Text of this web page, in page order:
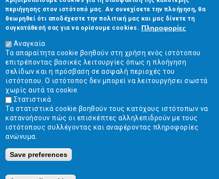
This
question is
for testing
whether or
not you are a
human visitor
and to
prevent
automated
spam
submissions.
5+2
Επικοινωνία
Στουρνάρη 17, Αθήνα 10683
2103304444
info@ekpizo.gr
www.ekpizo.gr
Δευ - Πεμ:10:00 πμ - 2:00 μμ
Σάβ - Κυρ: Κλειστά
περιήγησης στον ιστότοπό μας. Αν συνεχίσετε την πλοήγηση, θα
θεωρηθεί ότι αποδέχεστε την πολιτική μας και μας δίνετε τη
συγκατάθεσή σας για να ορίσουμε cookies. Πληροφορίες
Αναγκαία
Τα απαραίτητα cookie βοηθούν στη χρήση ενός ιστότοπου
επιτρέποντας βασικές λειτουργίες όπως η πλοήγηση
σελίδων και η πρόσβαση σε ασφαλή περιοχές του
ιστότοπου. Ο ιστότοπος δεν μπορεί να λειτουργήσει σωστά
χωρίς αυτά τα cookie.
Στατιστικά
Τα στατιστικά cookie βοηθούν τους κατόχους ιστότοπων να
κατανοήσουν πώς οι επισκέπτες αλληλεπιδρούν με τους
ιστότοπους συλλέγοντας και αναφέροντας πληροφορίες
ανώνυμα.
Save preferences